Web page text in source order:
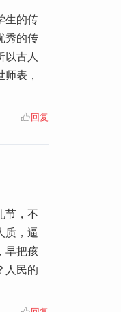
生的传
秀的传
以古人
表，
回复
节，不
质，逼
早把孩
人民的